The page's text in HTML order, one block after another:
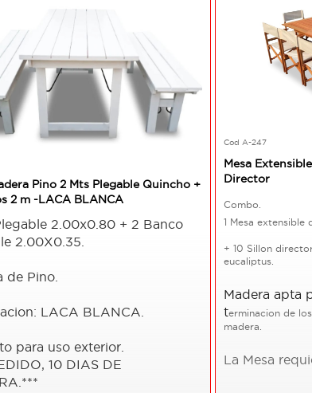
Pino 2 Mts Plegable Quincho +
2 m -LACA BLANCA
2.00x0.80 + 2 Banco
2.00X0.35.
de Pino.
LACA BLANCA.
para uso exterior.
10 DIAS DE
Cod A-247
Mesa
Director
Combo.
1 Mesa extensible
+ 10 Sillon
eucaliptus.
Madera apta
terminacion de
madera.
La Mesa